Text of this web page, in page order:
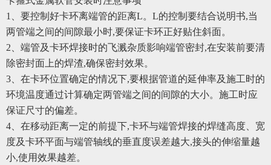
1、要控制好卡环离端管的距离L。L的控制要结合说明书,当
两管端之间的间隙最小时,要保证卡环正好贴住斜面。
2、端管及卡环焊接时的飞溅杂质影响端管密封,在安装前要清
除密封面上的焊渣,确保密封效果。
3、在卡环位置确定的情况下,要根据管道的延伸率及施工时的
环境温度通过计算确定两管端之间的间隙的大小。施工时应
保证尺寸的偏差。
4、在移动距离一定的前提下,卡环与端管焊接的焊缝高度、宽
度及卡环平面与端管轴线的垂直度误差越大,接头的伸缩量越
小,使用效果越差。